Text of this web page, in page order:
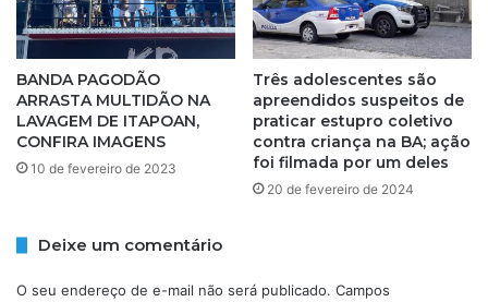
r
m
u
d
a
r
a
m
p
r
d
e
á
r
e
a
s
d
i
c
BANDA PAGODÃO
ARRASTA MULTIDÃO NA
LAVAGEM DE ITAPOAN,
CONFIRA IMAGENS
10 de fevereiro de 2023
Três adolescentes são
apreendidos suspeitos de
praticar estupro coletivo
contra criança na BA; ação
foi filmada por um deles
20 de fevereiro de 2024
Deixe um comentário
O seu endereço de e-mail não será publicado. Campos